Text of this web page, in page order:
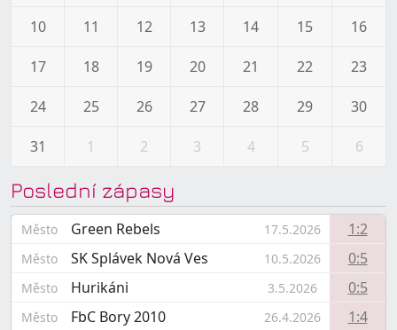
10 11 12 13 14 15 16
17 18 19 20 21 22 23
24 25 26 27 28 29 30
31 1 2 3 4 5 6
Poslední zápasy
Město Green Rebels 17.5.2026 1:2
Město SK Splávek Nová Ves 10.5.2026 0:5
Město Hurikáni 3.5.2026 0:5
Město FbC Bory 2010 26.4.2026 1:4